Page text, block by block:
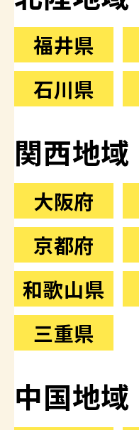
福井県
石川県
関西地域
大阪府
京都府
和歌山県
三重県
中国地域